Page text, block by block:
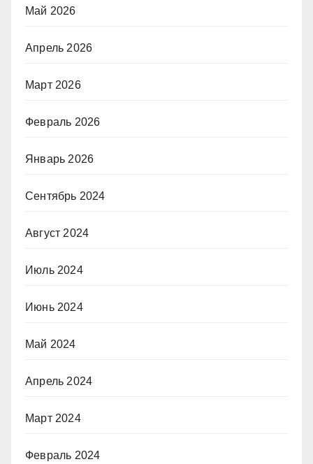
Май 2026
Апрель 2026
Март 2026
Февраль 2026
Январь 2026
Сентябрь 2024
Август 2024
Июль 2024
Июнь 2024
Май 2024
Апрель 2024
Март 2024
Февраль 2024